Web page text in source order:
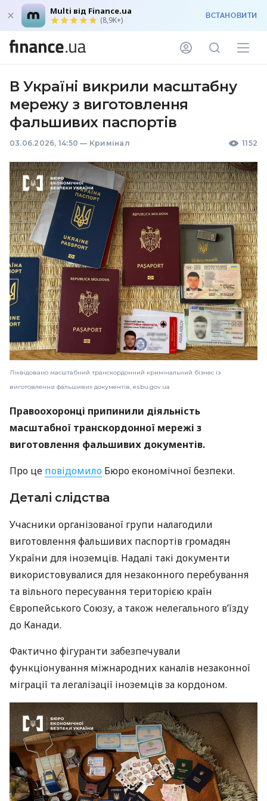
Multi від Finance.ua
(8,9K+) ВСТАНОВИТИ
В Україні викрили масштабну
мережу з виготовлення
фальшивих паспортів
03.06.2026, 14:50 — Кримінал 1152
Ліквідовано масштабний транскордонний кримінальний бізнес із
виготовлення фальшивих документів, esbu.gov.ua
Правоохоронці припинили діяльність
масштабної транскордонної мережі з
виготовлення фальшивих документів.
Про це повідомило Бюро економічної безпеки.
Деталі слідства
Учасники організованої групи налагодили
виготовлення фальшивих паспортів громадян
України для іноземців. Надалі такі документи
використовувалися для незаконного перебування
та вільного пересування територією країн
Європейського Союзу, а також нелегального в’їзду
до Канади.
Фактично фігуранти забезпечували
функціонування міжнародних каналів незаконної
міграції та легалізації іноземців за кордоном.